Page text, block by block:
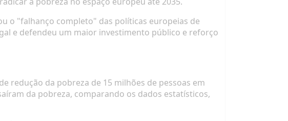
o "falhanço completo" das políticas europeias de
e defendeu um maior investimento público e reforço
redução da pobreza de 15 milhões de pessoas em
da pobreza, comparando os dados estatísticos,